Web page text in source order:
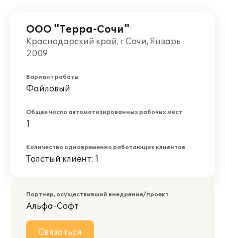
ООО "Терра-Сочи"
Краснодарский край, г Сочи, Январь
2009
Вариант работы
Файловый
Общее число автоматизированных рабочих мест
1
Количество одновременно работающих клиентов
Толстый клиент: 1
Партнер, осуществивший внедрение/проект
Альфа-Софт
Связаться